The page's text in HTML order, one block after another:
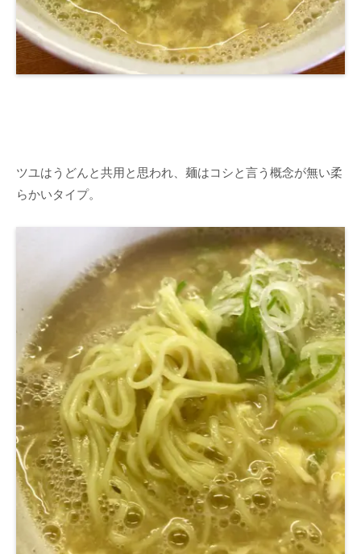
ツユはうどんと共用と思われ、麺はコシと言う概念が無い柔
らかいタイプ。